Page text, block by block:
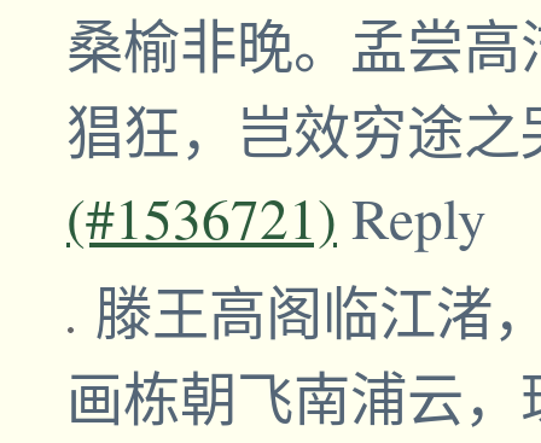
桑榆非晚。孟尝
猖狂，岂效穷途
(#1536721) Reply
滕王高阁临江
画栋朝飞南浦